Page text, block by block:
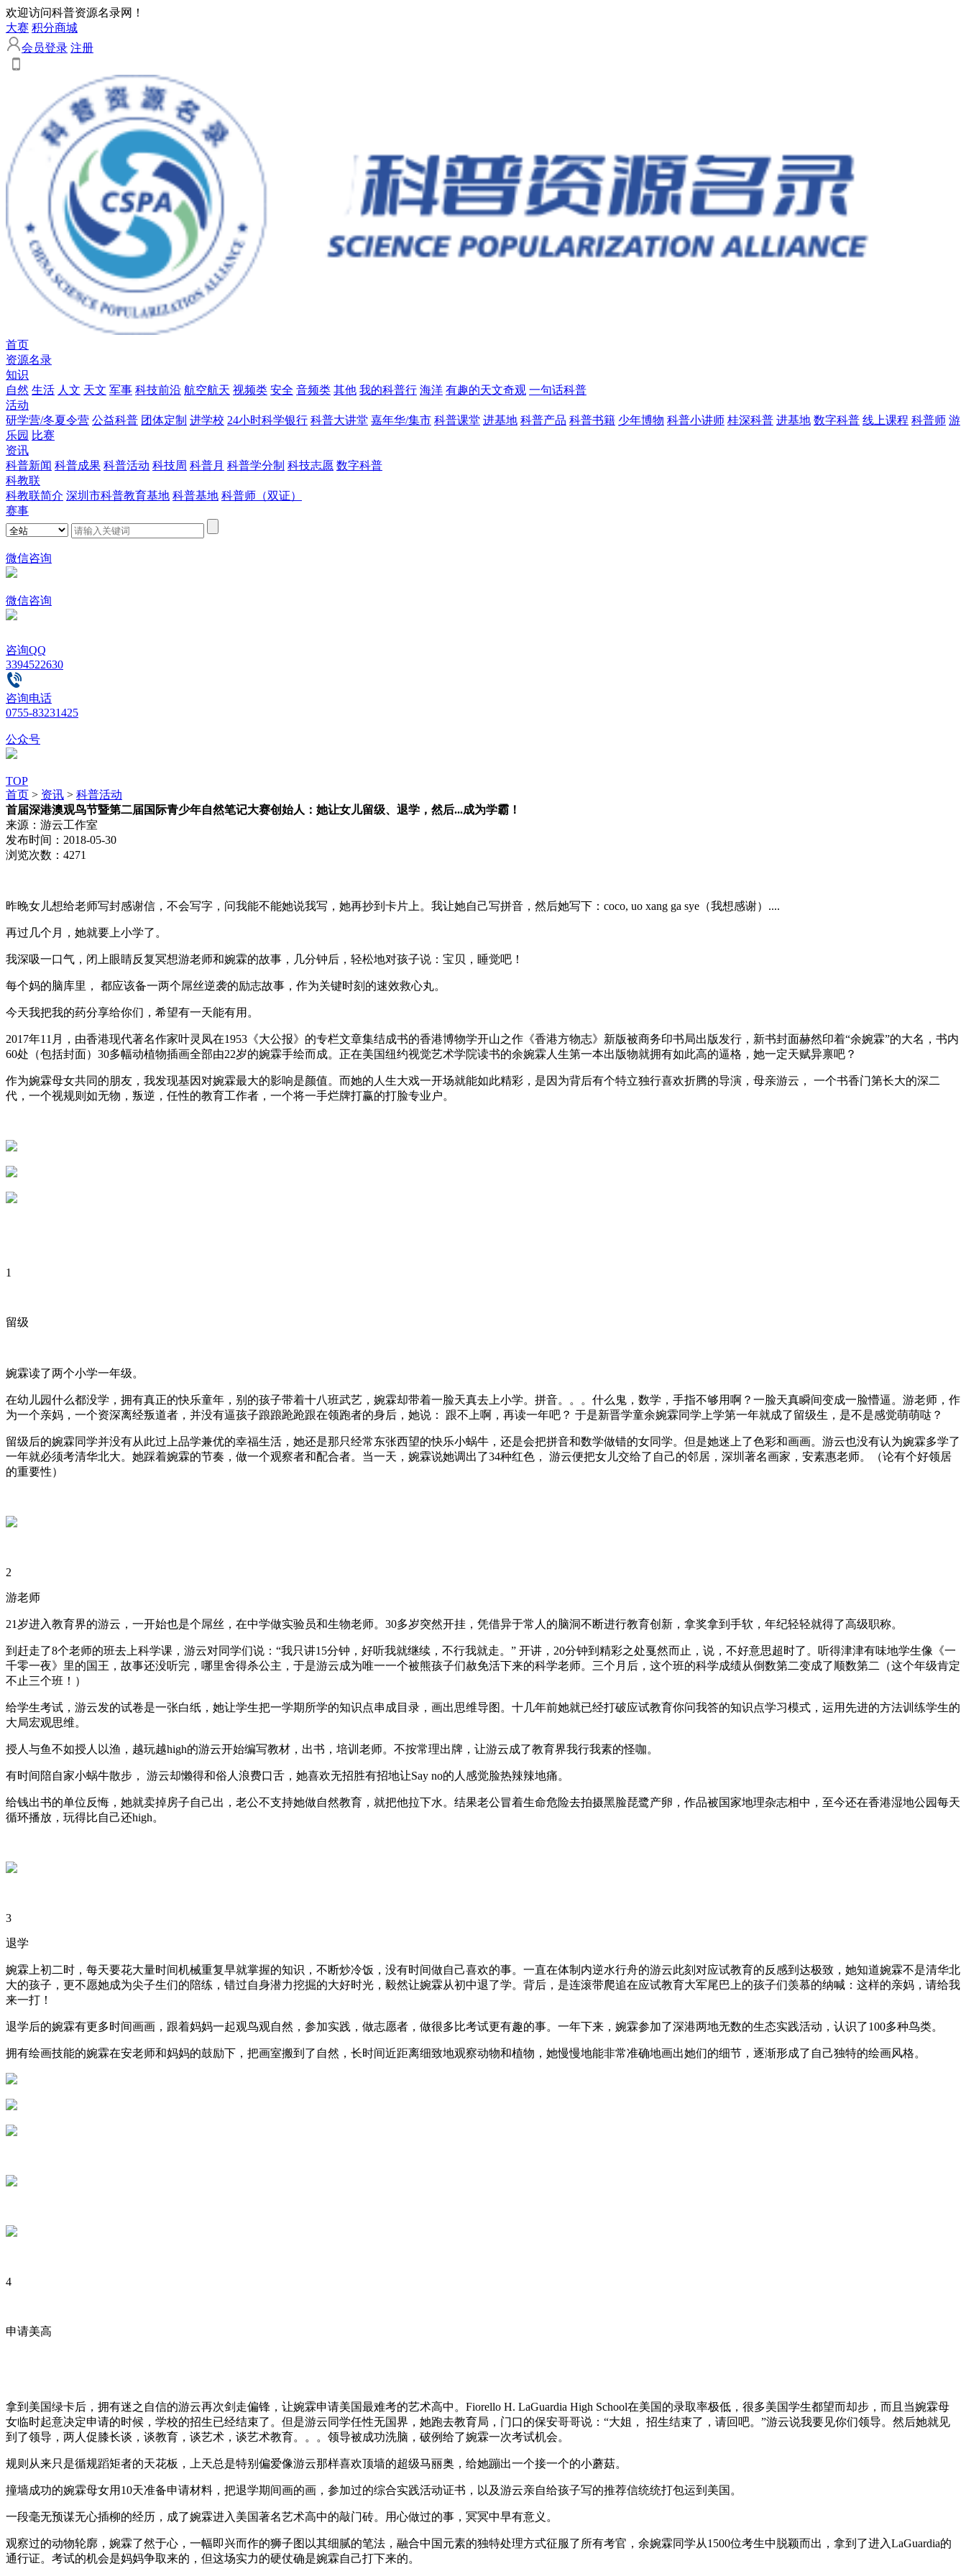
欢迎访问科普资源名录网！
大赛 积分商城
会员登录 注册
首页
资源名录
知识
自然 生活 人文 天文 军事 科技前沿 航空航天 视频类 安全 音频类 其他 我的科普行 海洋 有趣的天文奇观 一句话科普
活动
研学营/冬夏令营 公益科普 团体定制 进学校 24小时科学银行 科普大讲堂 嘉年华/集市 科普课堂 进基地 科普产品 科普书籍 少年博物 科普小讲师 桂深科普 进基地 数字科普 线上课程 科普师 游
乐园 比赛
资讯
科普新闻 科普成果 科普活动 科技周 科普月 科普学分制 科技志愿 数字科普
科教联
科教联简介 深圳市科普教育基地 科普基地 科普师（双证）
赛事
微信咨询
微信咨询
咨询QQ
3394522630
咨询电话
0755-83231425
公众号
TOP
首页 > 资讯 > 科普活动
首届深港澳观鸟节暨第二届国际青少年自然笔记大赛创始人：她让女儿留级、退学，然后...成为学霸！
来源： 游云工作室
发布时间： 2018-05-30
浏览次数： 4271
昨晚女儿想给老师写封感谢信，不会写字，问我能不能她说我写，她再抄到卡片上。我让她自己写拼音，然后她写下：coco, uo xang ga sye（我想感谢）....
再过几个月，她就要上小学了。
我深吸一口气，闭上眼睛反复冥想游老师和婉霖的故事，几分钟后，轻松地对孩子说：宝贝，睡觉吧！
每个妈的脑库里， 都应该备一两个屌丝逆袭的励志故事，作为关键时刻的速效救心丸。
今天我把我的药分享给你们，希望有一天能有用。
2017年11月，由香港现代著名作家叶灵凤在1953《大公报》的专栏文章集结成书的香港博物学开山之作《香港方物志》新版被商务印书局出版发行，新书封面赫然印着“余婉霖”的大名，书内
60处（包括封面）30多幅动植物插画全部由22岁的婉霖手绘而成。正在美国纽约视觉艺术学院读书的余婉霖人生第一本出版物就拥有如此高的逼格，她一定天赋异禀吧？
作为婉霖母女共同的朋友，我发现基因对婉霖最大的影响是颜值。而她的人生大戏一开场就能如此精彩，是因为背后有个特立独行喜欢折腾的导演，母亲游云， 一个书香门第长大的深二
代，一个视规则如无物，叛逆，任性的教育工作者，一个将一手烂牌打赢的打脸专业户。
1
留级
婉霖读了两个小学一年级。
在幼儿园什么都没学，拥有真正的快乐童年，别的孩子带着十八班武艺，婉霖却带着一脸天真去上小学。拼音。。。什么鬼，数学，手指不够用啊？一脸天真瞬间变成一脸懵逼。游老师，作
为一个亲妈，一个资深离经叛道者，并没有逼孩子踉踉跄跄跟在领跑者的身后，她说： 跟不上啊，再读一年吧？ 于是新晋学童余婉霖同学上学第一年就成了留级生，是不是感觉萌萌哒？
留级后的婉霖同学并没有从此过上品学兼优的幸福生活，她还是那只经常东张西望的快乐小蜗牛，还是会把拼音和数学做错的女同学。但是她迷上了色彩和画画。游云也没有认为婉霖多学了
一年就必须考清华北大。她踩着婉霖的节奏，做一个观察者和配合者。当一天，婉霖说她调出了34种红色， 游云便把女儿交给了自己的邻居，深圳著名画家，安素惠老师。（论有个好领居
的重要性）
2
游老师
21岁进入教育界的游云，一开始也是个屌丝，在中学做实验员和生物老师。30多岁突然开挂，凭借异于常人的脑洞不断进行教育创新，拿奖拿到手软，年纪轻轻就得了高级职称。
到赶走了8个老师的班去上科学课，游云对同学们说：“我只讲15分钟，好听我就继续，不行我就走。” 开讲，20分钟到精彩之处戛然而止，说，不好意思超时了。听得津津有味地学生像《一
千零一夜》里的国王，故事还没听完，哪里舍得杀公主，于是游云成为唯一一个被熊孩子们赦免活下来的科学老师。三个月后，这个班的科学成绩从倒数第二变成了顺数第二（这个年级肯定
不止三个班！）
给学生考试，游云发的试卷是一张白纸，她让学生把一学期所学的知识点串成目录，画出思维导图。十几年前她就已经打破应试教育你问我答的知识点学习模式，运用先进的方法训练学生的
大局宏观思维。
授人与鱼不如授人以渔，越玩越high的游云开始编写教材，出书，培训老师。不按常理出牌，让游云成了教育界我行我素的怪咖。
有时间陪自家小蜗牛散步， 游云却懒得和俗人浪费口舌，她喜欢无招胜有招地让Say no的人感觉脸热辣辣地痛。
给钱出书的单位反悔，她就卖掉房子自己出，老公不支持她做自然教育，就把他拉下水。结果老公冒着生命危险去拍摄黑脸琵鹭产卵，作品被国家地理杂志相中，至今还在香港湿地公园每天
循环播放，玩得比自己还high。
3
退学
婉霖上初二时，每天要花大量时间机械重复早就掌握的知识，不断炒冷饭，没有时间做自己喜欢的事。一直在体制内逆水行舟的游云此刻对应试教育的反感到达极致，她知道婉霖不是清华北
大的孩子，更不愿她成为尖子生们的陪练，错过自身潜力挖掘的大好时光，毅然让婉霖从初中退了学。背后，是连滚带爬追在应试教育大军尾巴上的孩子们羡慕的纳喊：这样的亲妈，请给我
来一打！
退学后的婉霖有更多时间画画，跟着妈妈一起观鸟观自然，参加实践，做志愿者，做很多比考试更有趣的事。一年下来，婉霖参加了深港两地无数的生态实践活动，认识了100多种鸟类。
拥有绘画技能的婉霖在安老师和妈妈的鼓励下，把画室搬到了自然，长时间近距离细致地观察动物和植物，她慢慢地能非常准确地画出她们的细节，逐渐形成了自己独特的绘画风格。
4
申请美高
拿到美国绿卡后，拥有迷之自信的游云再次剑走偏锋，让婉霖申请美国最难考的艺术高中。Fiorello H. LaGuardia High School在美国的录取率极低，很多美国学生都望而却步，而且当婉霖母
女临时起意决定申请的时候，学校的招生已经结束了。但是游云同学任性无国界，她跑去教育局，门口的保安哥哥说：“大姐， 招生结束了，请回吧。”游云说我要见你们领导。然后她就见
到了领导，两人促膝长谈，谈教育，谈艺术，谈艺术教育。。。领导被成功洗脑，破例给了婉霖一次考试机会。
规则从来只是循规蹈矩者的天花板，上天总是特别偏爱像游云那样喜欢顶墙的超级马丽奥，给她蹦出一个接一个的小蘑菇。
撞墙成功的婉霖母女用10天准备申请材料，把退学期间画的画，参加过的综合实践活动证书，以及游云亲自给孩子写的推荐信统统打包运到美国。
一段毫无预谋无心插柳的经历，成了婉霖进入美国著名艺术高中的敲门砖。用心做过的事，冥冥中早有意义。
观察过的动物轮廓，婉霖了然于心，一幅即兴而作的狮子图以其细腻的笔法，融合中国元素的独特处理方式征服了所有考官，余婉霖同学从1500位考生中脱颖而出，拿到了进入LaGuardia的
通行证。考试的机会是妈妈争取来的，但这场实力的硬仗确是婉霖自己打下来的。